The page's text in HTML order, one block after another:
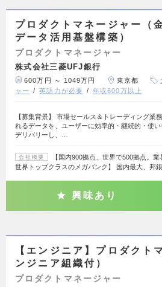
プロダクトマネージャー（
データ活用基盤構築）
プロダクトマネージャー
株式会社三菱UFJ銀行
600万円 ～ 1049万円 東京都
ャー
英語力が必要 年収600万以上
【募集背景】 市場セールス＆トレーディング業
れるデータを、ユーザーに効率的・継続的・使
デリバリーし、…
会社概要
【国内900拠点、世界で500拠点。
世界トップクラスのメガバンク】 国内最大、邦
興味あり
【エンジニア】プロダクト
ンジニア組織付）
プロダクトマネージャー